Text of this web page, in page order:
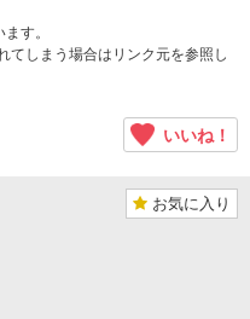
す。
てしまう場合はリンク元を参照し
いいね！
お気に入り